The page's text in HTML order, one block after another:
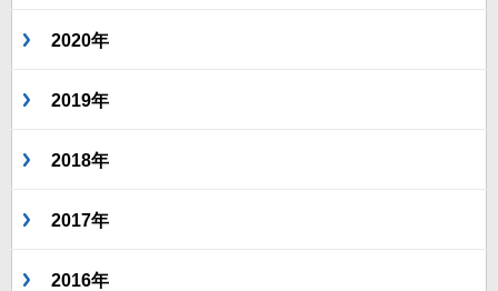
2020年
2019年
2018年
2017年
2016年